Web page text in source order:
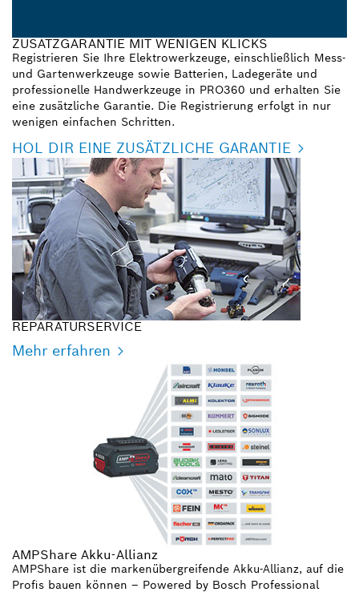
ZUSATZGARANTIE MIT WENIGEN KLICKS
Registrieren Sie Ihre Elektrowerkzeuge, einschließlich Mess-
und Gartenwerkzeuge sowie Batterien, Ladegeräte und
professionelle Handwerkzeuge in PRO360 und erhalten Sie
eine zusätzliche Garantie. Die Registrierung erfolgt in nur
wenigen einfachen Schritten.
HOL DIR EINE ZUSÄTZLICHE GARANTIE
REPARATURSERVICE
Mehr erfahren
AMPShare Akku-Allianz
AMPShare ist die markenübergreifende Akku-Allianz, auf die
Profis bauen können – Powered by Bosch Professional